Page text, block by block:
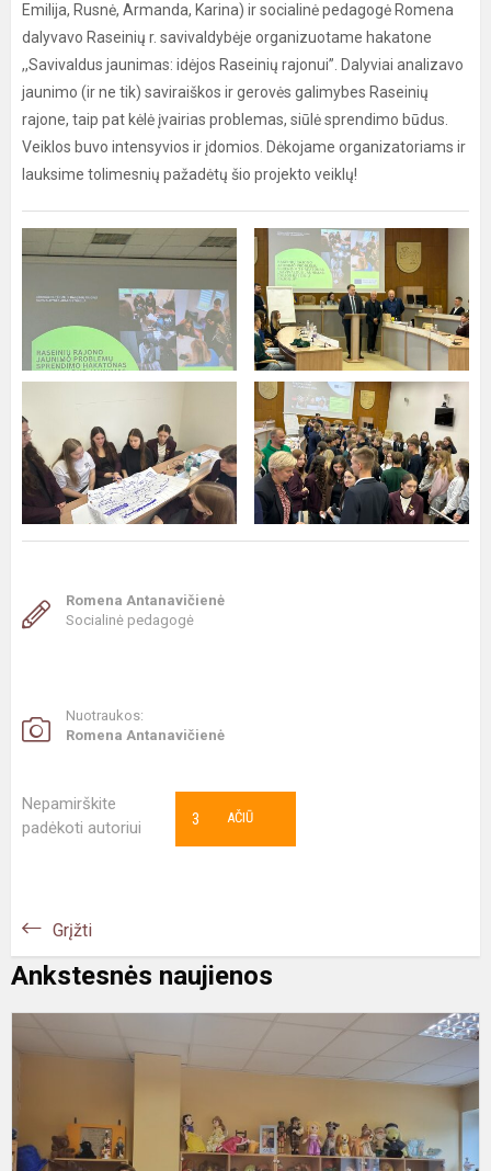
Emilija, Rusnė, Armanda, Karina) ir socialinė pedagogė Romena
dalyvavo Raseinių r. savivaldybėje organizuotame hakatone
,,Savivaldus jaunimas: idėjos Raseinių rajonui”. Dalyviai analizavo
jaunimo (ir ne tik) saviraiškos ir gerovės galimybes Raseinių
rajone, taip pat kėlė įvairias problemas, siūlė sprendimo būdus.
Veiklos buvo intensyvios ir įdomios. Dėkojame organizatoriams ir
lauksime tolimesnių pažadėtų šio projekto veiklų!
Romena Antanavičienė
Socialinė pedagogė
Nuotraukos:
Romena Antanavičienė
Nepamirškite
padėkoti autoriui
AČIŪ
3
Grįžti
Ankstesnės naujienos